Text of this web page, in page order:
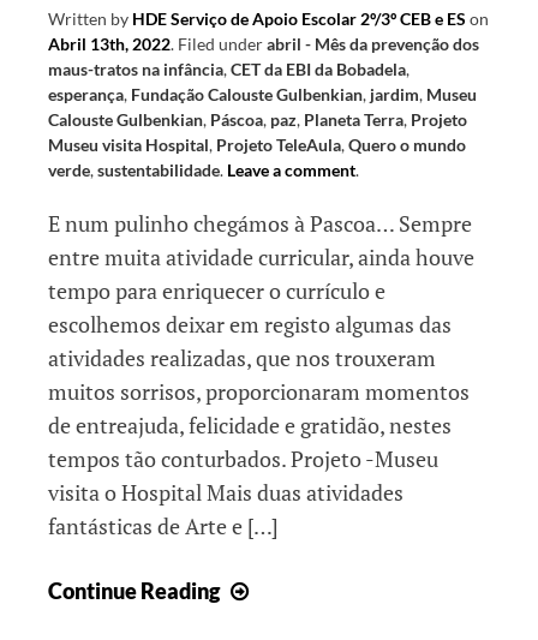
Written by HDE Serviço de Apoio Escolar 2º/3º CEB e ES on
Abril 13th, 2022. Filed underabril - Mês da prevenção dos
maus-tratos na infância,CET da EBI da Bobadela,
esperança, Fundação Calouste Gulbenkian, jardim, Museu
Calouste Gulbenkian, Páscoa, paz, Planeta Terra, Projeto
Museu visita Hospital, Projeto TeleAula,Quero o mundo
verde,sustentabilidade. Leave a comment.
E num pulinho chegámos à Pascoa… Sempre
entre muita atividade curricular, ainda houve
tempo para enriquecer o currículo e
escolhemos deixar em registo algumas das
atividades realizadas, que nos trouxeram
muitos sorrisos, proporcionaram momentos
de entreajuda, felicidade e gratidão, nestes
tempos tão conturbados. Projeto -Museu
visita o Hospital Mais duas atividades
fantásticas de Arte e […]
Continue Reading